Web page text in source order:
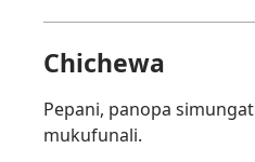
Chichewa
Pepani, panopa
mukufunali.